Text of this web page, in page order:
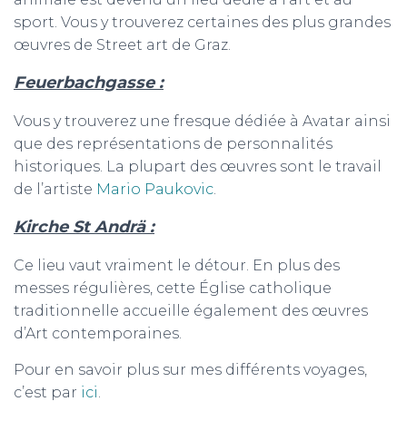
sport. Vous y trouverez certaines des plus grandes
œuvres de Street art de Graz.
Feuerbachgasse :
Vous y trouverez une fresque dédiée à Avatar ainsi
que des représentations de personnalités
historiques. La plupart des œuvres sont le travail
de l’artiste Mario Paukovic.
Kirche St Andrä :
Ce lieu vaut vraiment le détour. En plus des
messes régulières, cette Église catholique
traditionnelle accueille également des œuvres
d’Art contemporaines.
Pour en savoir plus sur mes différents voyages,
c’est par ici.